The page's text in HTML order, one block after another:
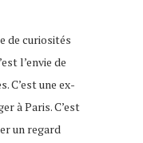
de curiosités
l’envie de
C’est une ex-
à Paris. C’est
un regard